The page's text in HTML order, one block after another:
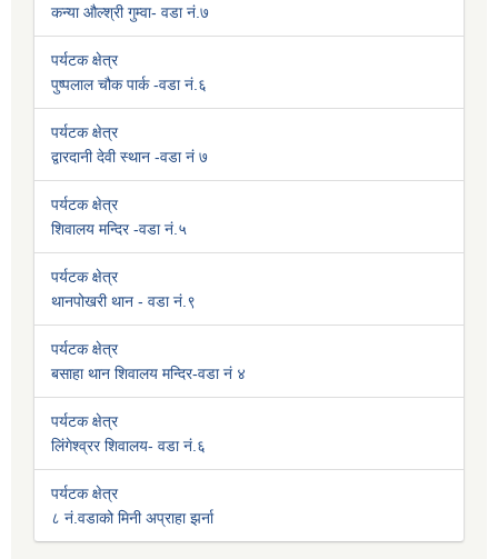
कन्या औल्श्री गुम्वा- वडा नं.७
पर्यटक क्षेत्र
पुष्पलाल चौक पार्क -वडा नं.६
पर्यटक क्षेत्र
द्वारदानी देवी स्थान -वडा नं ७
पर्यटक क्षेत्र
शिवालय मन्दिर -वडा नं.५
पर्यटक क्षेत्र
थानपोखरी थान - वडा नं.९
पर्यटक क्षेत्र
बसाहा थान शिवालय मन्दिर-वडा नं ४
पर्यटक क्षेत्र
लिंगेश्व्रर शिवालय- वडा नं.६
पर्यटक क्षेत्र
८ नं.वडाको मिनी अप्राहा झर्ना